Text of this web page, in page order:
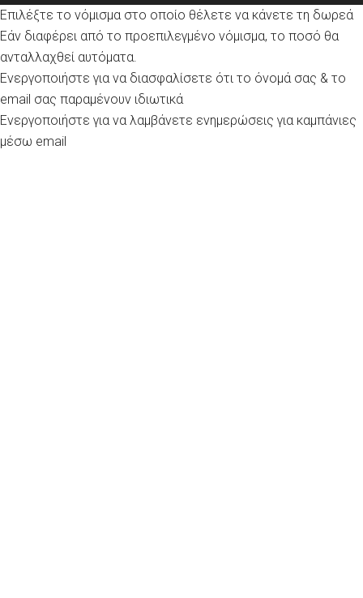
Επιλέξτε το νόμισμα στο οποίο θέλετε να κάνετε τη δωρεά
Εάν διαφέρει από το προεπιλεγμένο νόμισμα, το ποσό θα
ανταλλαχθεί αυτόματα.
Ενεργοποιήστε για να διασφαλίσετε ότι το όνομά σας & το
email σας παραμένουν ιδιωτικά
Ενεργοποιήστε για να λαμβάνετε ενημερώσεις για καμπάνιες
μέσω email